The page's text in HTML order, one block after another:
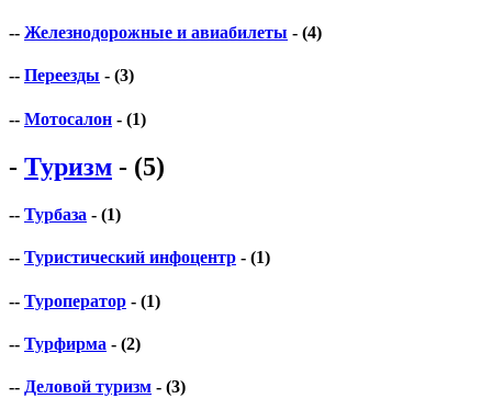
-- Железнодорожные и авиабилеты - (4)
-- Переезды - (3)
-- Мотосалон - (1)
- Туризм - (5)
-- Турбаза - (1)
-- Туристический инфоцентр - (1)
-- Туроператор - (1)
-- Турфирма - (2)
-- Деловой туризм - (3)